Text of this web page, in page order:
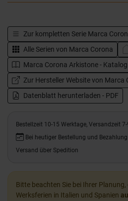
Zur kompletten Serie Marca
Alle Serien von Marca Corona
Marca Corona Arkistone - Katalog
Zur Hersteller Website von Marca
Datenblatt herunterladen - PDF
Bestellzeit 10-15 Werktage, Versandzeit
Bei heutiger Bestellung und
Versand über Spedition
Bitte beachten Sie bei Ihrer
Werksferien in Italien und Spanien